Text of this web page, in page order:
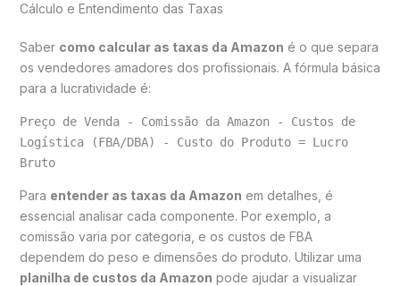
Cálculo e Entendimento das Taxas
Saber como calcular as taxas da Amazon é o que separa
os vendedores amadores dos profissionais. A fórmula básica
para a lucratividade é:
Preço de Venda - Comissão da Amazon - Custos de
Logística (FBA/DBA) - Custo do Produto = Lucro
Bruto
Para entender as taxas da Amazon em detalhes, é
essencial analisar cada componente. Por exemplo, a
comissão varia por categoria, e os custos de FBA
dependem do peso e dimensões do produto. Utilizar uma
planilha de custos da Amazon pode ajudar a visualizar